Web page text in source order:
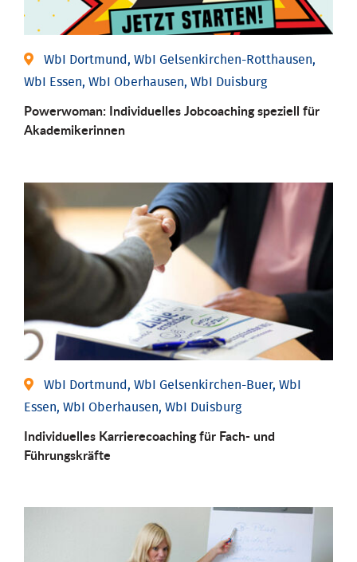
WbI Dortmund, WbI Gelsenkirchen-Rotthausen,
WbI Essen, WbI Oberhausen, WbI Duisburg
Powerwoman: Individu­elles Job­coaching speziell für
Aka­demiker­innen
WbI Dortmund, WbI Gelsenkirchen-Buer, WbI
Essen, WbI Oberhausen, WbI Duisburg
Individu­elles Karrierecoaching für Fach-­ und
Führungs­kräfte